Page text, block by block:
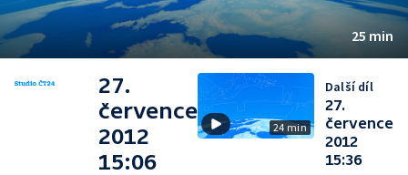
25 min
27.
července
2012
15:06
24 min
Další díl
27.
července
2012
15:36